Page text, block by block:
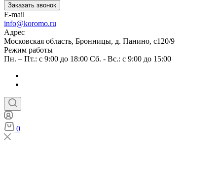
Заказать звонок
E-mail
info@koromo.ru
Адрес
Московская область, Бронницы, д. Панино, с120/9
Режим работы
Пн. – Пт.: с 9:00 до 18:00 Сб. - Вс.: с 9:00 до 15:00
0